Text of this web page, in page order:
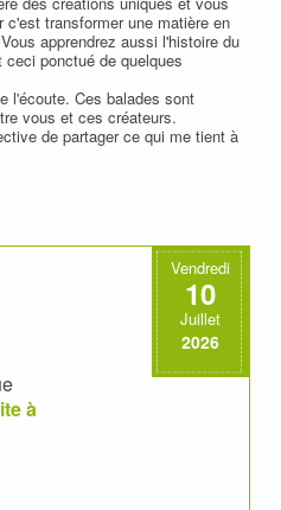
c'est transformer une matière en
apprendrez aussi l'histoire du
ponctué de quelques
l'écoute. Ces balades sont
vous et ces créateurs.
de partager ce qui me tient à
Vendredi
10
Juillet
2026
à